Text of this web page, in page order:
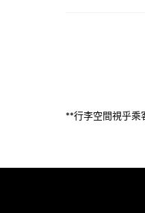
**行李空間視乎乘